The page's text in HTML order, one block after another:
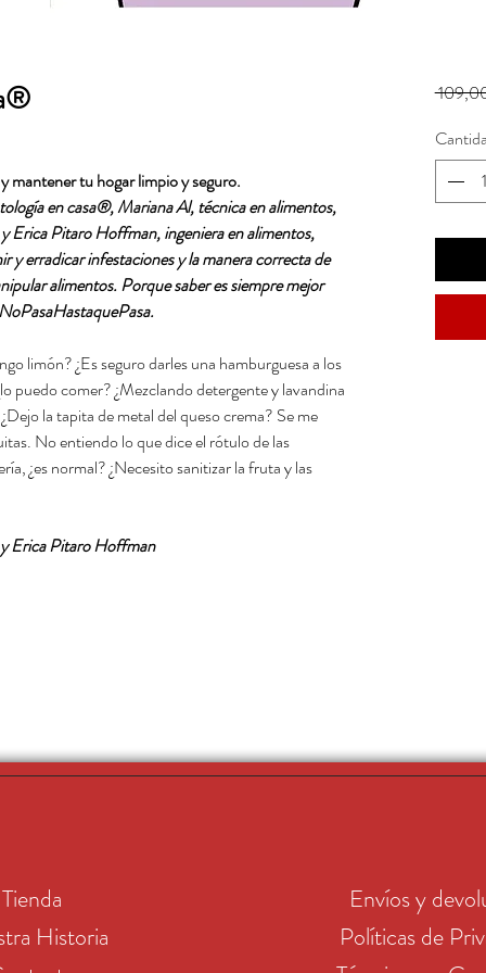
mantener tu hogar limpio y seguro.
en casa®, Mariana Al, técnica en alimentos,
Erica Pitaro Hoffman, ingeniera en alimentos,
y erradicar infestaciones y la manera correcta de
alimentos. Porque saber es siempre mejor
limón? ¿Es seguro darles una hamburguesa a los
puedo comer? ¿Mezclando detergente y lavandina
la tapita de metal del queso crema? Se me
No entiendo lo que dice el rótulo de las
¿es normal? ¿Necesito sanitizar la fruta y las
Erica Pitaro Hoffman
Tienda
Historia
Envíos y
Políticas de